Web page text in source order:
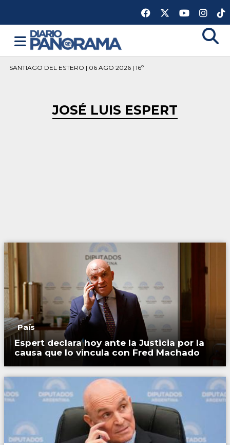
SANTIAGO DEL ESTERO | 06 AGO 2026 | 16º
JOSÉ LUIS ESPERT
País
Espert declara hoy ante la Justicia por la
causa que lo vincula con Fred Machado